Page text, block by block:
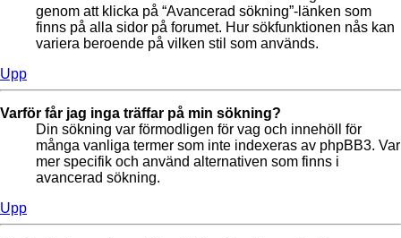
genom att klicka på “Avancerad sökning”-länken som
finns på alla sidor på forumet. Hur sökfunktionen nås kan
variera beroende på vilken stil som används.
Upp
Varför får jag inga träffar på min sökning?
Din sökning var förmodligen för vag och innehöll för
många vanliga termer som inte indexeras av phpBB3. Var
mer specifik och använd alternativen som finns i
avancerad sökning.
Upp